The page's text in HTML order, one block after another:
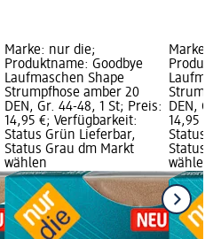
Marke: nur die;
Produktname: Goodbye
Laufmaschen Shape
Strumpfhose amber 20
DEN, Gr. 44-48, 1 St; Preis:
14,95 €; Verfügbarkeit:
Status Grün Lieferbar,
Status Grau dm Markt
wählen
Marke:
DEN,
14,95 €;
Status
Status
wählen